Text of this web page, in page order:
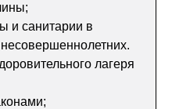
и санитарии в
лагеря